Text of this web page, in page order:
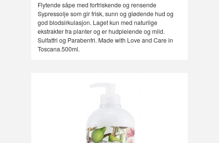
Flytende såpe med forfriskende og rensende
Sypressolje som gir frisk, sunn og glødende hud og
god blodsirkulasjon. Laget kun med naturlige
ekstrakter fra planter og er hudpleiende og mild.
Sulfatfri og Parabenfri. Made with Love and Care in
Toscana.500ml.